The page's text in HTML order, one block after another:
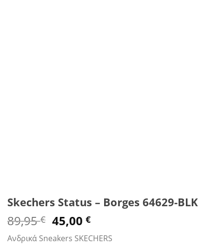
Skechers Status – Borges 64629-BLK
89,95€ Original
price
was:
45,00€Η
τρέχουσα
τιμή
Ανδρικά Sneakers SKECHERS